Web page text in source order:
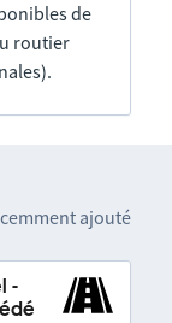
de
routier
ajouté
-